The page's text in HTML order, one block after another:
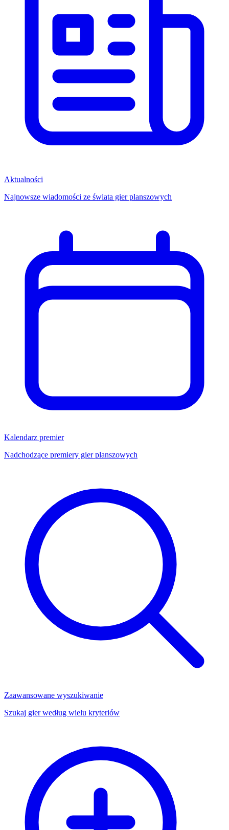
Aktualności
Najnowsze wiadomości ze świata gier planszowych
Kalendarz premier
Nadchodzące premiery gier planszowych
Zaawansowane wyszukiwanie
Szukaj gier według wielu kryteriów